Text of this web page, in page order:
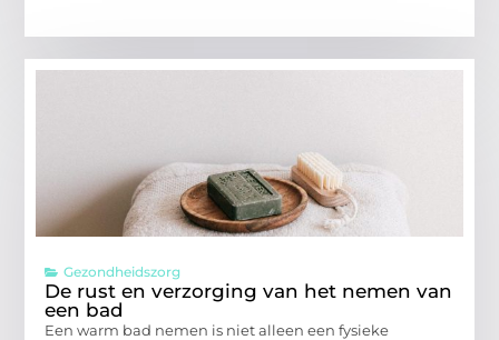
Gezondheidszorg
De rust en verzorging van het nemen van
een bad
Een warm bad nemen is niet alleen een fysieke